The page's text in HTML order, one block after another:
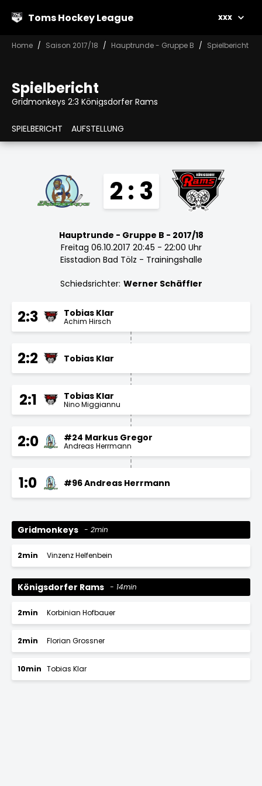
Toms Hockey League xxx
Home Saison 2017/18 Hauptrunde - Gruppe B Spielbericht
Spielbericht
Gridmonkeys 2:3 Königsdorfer Rams
SPIELBERICHT AUFSTELLUNG
2 : 3
Hauptrunde - Gruppe B - 2017/18
Freitag 06.10.2017 20:45 - 22:00 Uhr
Eisstadion Bad Tölz - Trainingshalle
Schiedsrichter: Werner Schäffler
2:3 Tobias Klar
Achim Hirsch
2:2 Tobias Klar
2:1 Tobias Klar
Nino Miggiannu
2:0 #24 Markus Gregor
Andreas Herrmann
1:0 #96 Andreas Herrmann
Gridmonkeys 2min
2min Vinzenz Helfenbein
Königsdorfer Rams 14min
2min Korbinian Hofbauer
2min Florian Grossner
10min Tobias Klar